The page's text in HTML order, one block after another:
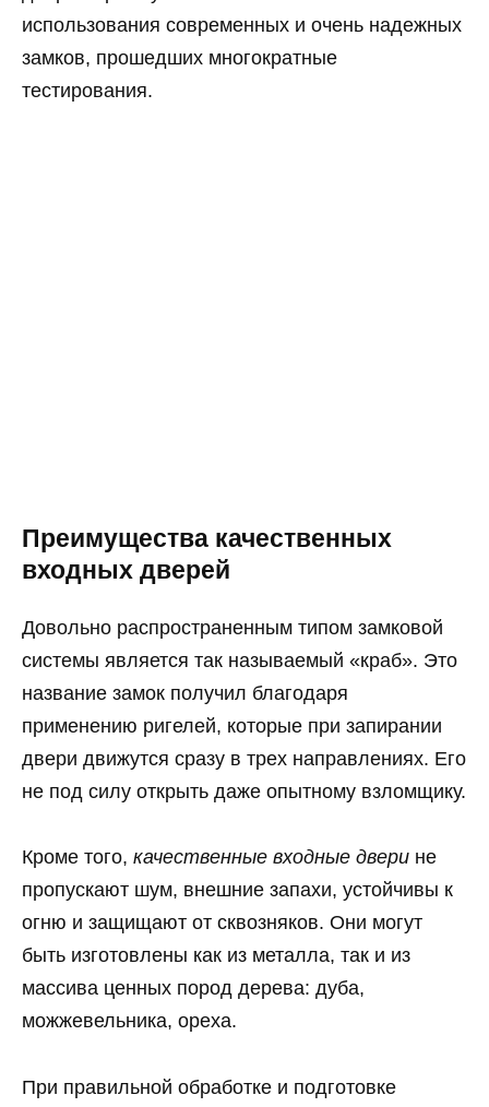
использования современных и очень надежных
замков, прошедших многократные
тестирования.
Преимущества качественных
входных дверей
Довольно распространенным типом замковой
системы является так называемый «краб». Это
название замок получил благодаря
применению ригелей, которые при запирании
двери движутся сразу в трех направлениях. Его
не под силу открыть даже опытному взломщику.
Кроме того, качественные входные двери не
пропускают шум, внешние запахи, устойчивы к
огню и защищают от сквозняков. Они могут
быть изготовлены как из металла, так и из
массива ценных пород дерева: дуба,
можжевельника, ореха.
При правильной обработке и подготовке